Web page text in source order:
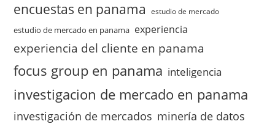
encuestas en panama estudio de mercado
estudio de mercado en panama experiencia
experiencia del cliente en panama
focus group en panama inteligencia
investigacion de mercado en panama
investigación de mercados minería de datos